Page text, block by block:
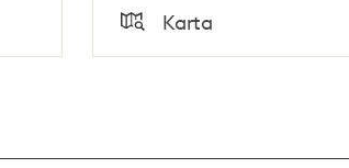
Tid
Typ
Karta